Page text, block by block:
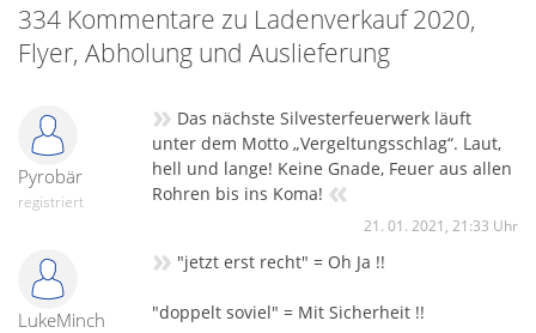
334 Kommentare zu Ladenverkauf 2020,
Flyer, Abholung und Auslieferung
Pyrobär
registriert
» Das nächste Silvesterfeuerwerk läuft
unter dem Motto „Vergeltungsschlag“. Laut,
hell und lange! Keine Gnade, Feuer aus allen
Rohren bis ins Koma! «
21. 01. 2021, 21:33 Uhr
LukeMinch
» "jetzt erst recht" = Oh Ja !!
"doppelt soviel" = Mit Sicherheit !!